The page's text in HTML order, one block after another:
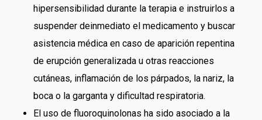
hipersensibilidad durante la terapia e instruirlos a
suspender deinmediato el medicamento y buscar
asistencia médica en caso de aparición repentina
de erupción generalizada u otras reacciones
cutáneas, inflamación de los párpados, la nariz, la
boca o la garganta y dificultad respiratoria.
El uso de fluoroquinolonas ha sido asociado a la